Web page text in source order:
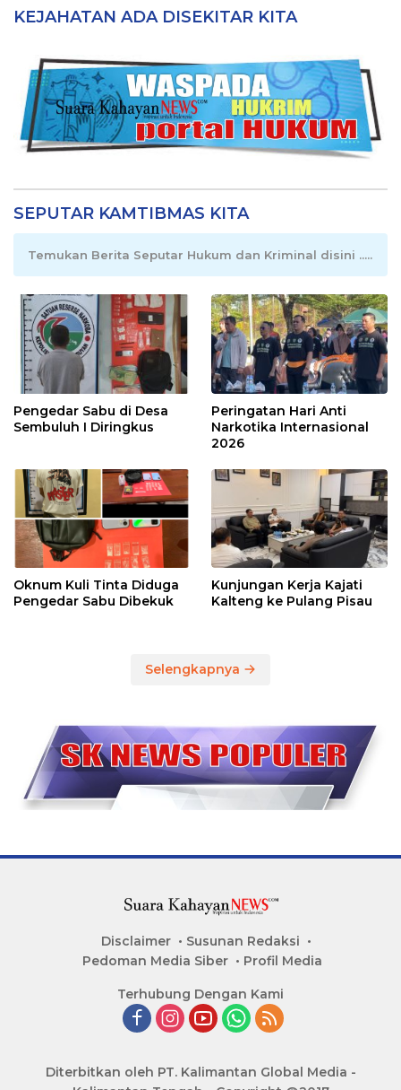
KEJAHATAN ADA DISEKITAR KITA
SEPUTAR KAMTIBMAS KITA
Temukan Berita Seputar Hukum dan Kriminal disini .....
Pengedar Sabu di Desa
Sembuluh I Diringkus
Peringatan Hari Anti
Narkotika Internasional
2026
Oknum Kuli Tinta Diduga
Pengedar Sabu Dibekuk
Kunjungan Kerja Kajati
Kalteng ke Pulang Pisau
Selengkapnya
Disclaimer
Susunan Redaksi
Pedoman Media Siber
Profil Media
Terhubung Dengan Kami
Diterbitkan oleh PT. Kalimantan Global Media -